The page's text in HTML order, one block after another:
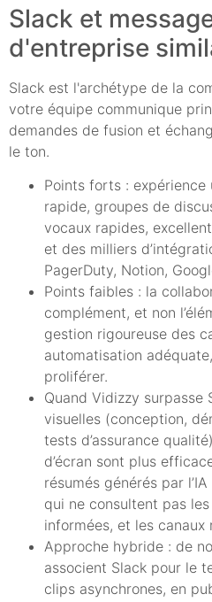
Slack et
d'entreprise
Slack est l'archétype de la
votre équipe communique
demandes de fusion et
le ton.
Points forts :
rapide, groupes de
vocaux rapides,
et des milliers
PagerDuty, Notion,
Points faibles : la
complément, et non
gestion rigoureuse des
automatisation
proliférer.
Quand Vidizzy surpasse
visuelles (conception,
tests d’assurance
d’écran sont plus
résumés générés par
qui ne consultent pas
informées, et les canaux
Approche hybride : de
associent Slack pour le
clips asynchrones, en